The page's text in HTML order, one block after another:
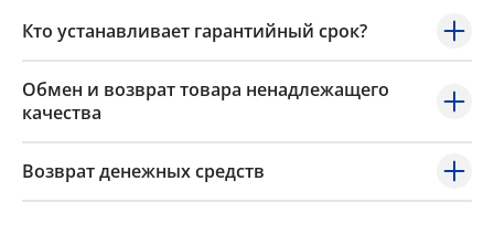
Кто устанавливает гарантийный срок?
Обмен и возврат товара ненадлежащего
качества
Возврат денежных средств